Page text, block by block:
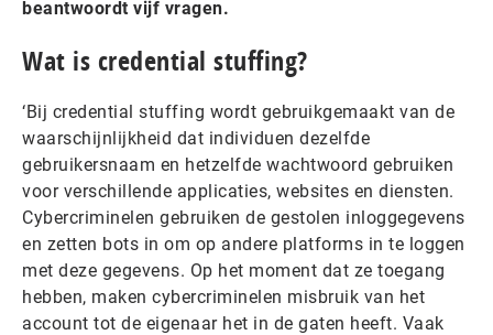
beantwoordt vijf vragen.
Wat is credential stuffing?
‘Bij credential stuffing wordt gebruikgemaakt van de
waarschijnlijkheid dat individuen dezelfde
gebruikersnaam en hetzelfde wachtwoord gebruiken
voor verschillende applicaties, websites en diensten.
Cybercriminelen gebruiken de gestolen inloggegevens
en zetten bots in om op andere platforms in te loggen
met deze gegevens. Op het moment dat ze toegang
hebben, maken cybercriminelen misbruik van het
account tot de eigenaar het in de gaten heeft. Vaak